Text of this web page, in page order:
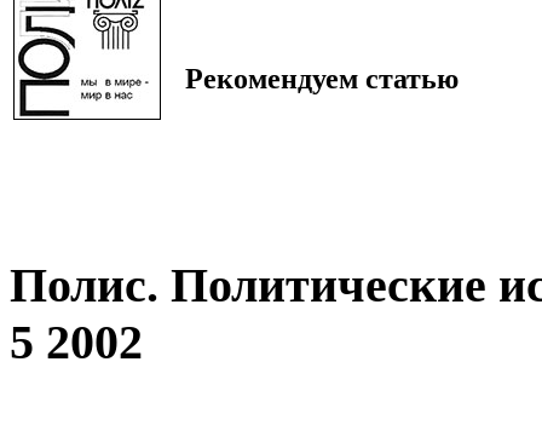
Рекомендуем статью
Полис. Политические
5 2002